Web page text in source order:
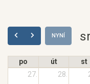
NYNÍ
po út st
27.
28.